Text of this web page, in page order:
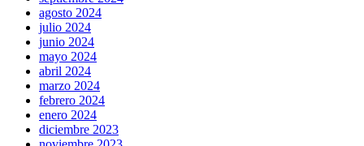
agosto 2024
julio 2024
junio 2024
mayo 2024
abril 2024
marzo 2024
febrero 2024
enero 2024
diciembre 2023